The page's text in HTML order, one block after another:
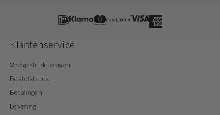
Klantenservice
Veelgestelde vragen
Bestelstatus
Betalingen
Levering